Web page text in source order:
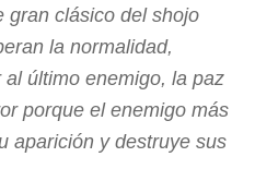
gran clásico del shojo
la normalidad,
último enemigo, la paz
porque el enemigo más
aparición y destruye sus